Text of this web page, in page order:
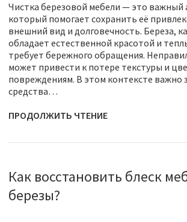
Чистка березовой мебели — это важный
который помогает сохранить её
внешний вид и долговечность. Береза,
обладает естественной красотой и
требует бережного обращения.
может привести к потере текстуры и
повреждениям. В этом контексте важно
средства…
ПРОДОЛЖИТЬ ЧТЕНИЕ
Как восстановить блеск
березы?